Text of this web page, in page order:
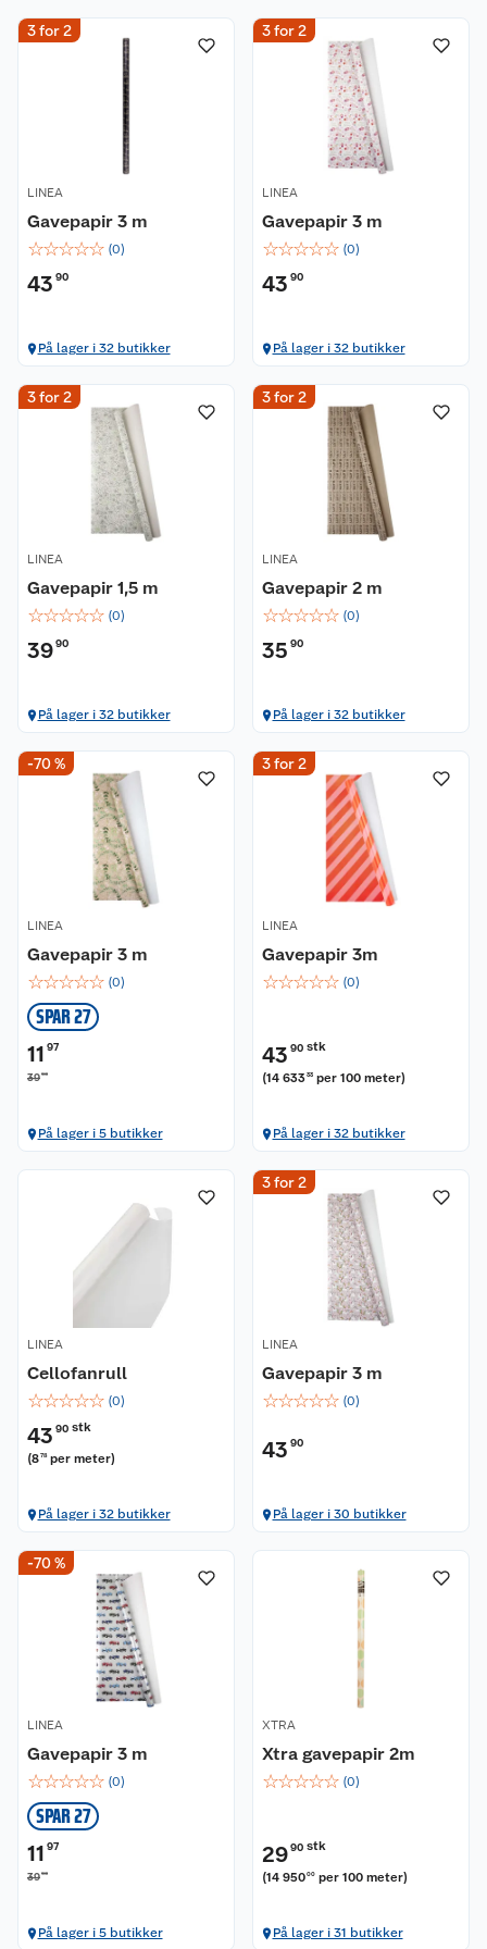
3 for 2
LINEA
Gavepapir 3 m
☆☆☆☆☆ (0)
43 90
På lager i 32 butikker
3 for 2
LINEA
Gavepapir 3 m
☆☆☆☆☆ (0)
43 90
På lager i 32 butikker
3 for 2
LINEA
Gavepapir 1,5 m
☆☆☆☆☆ (0)
3990
På lager i 32 butikker
3 for 2
LINEA
Gavepapir 2 m
☆☆☆☆☆ (0)
35 90
På lager i 32 butikker
-70 %
LINEA
Gavepapir 3 m
☆☆☆☆☆ (0)
SPAR 27
11 97
3990
På lager i 5 butikker
3 for 2
LINEA
Gavepapir 3m
☆☆☆☆☆ (0)
43 90 stk
(14 63333 per 100 meter)
På lager i 32 butikker
LINEA
Cellofanrull
☆☆☆☆☆ (0)
43 90 stk
(878 per meter)
På lager i 32 butikker
3 for 2
LINEA
Gavepapir 3 m
☆☆☆☆☆ (0)
43 90
På lager i 30 butikker
-70 %
LINEA
Gavepapir 3 m
☆☆☆☆☆ (0)
SPAR 27
11 97
3990
På lager i 5 butikker
XTRA
Xtra gavepapir 2m
☆☆☆☆☆ (0)
2990 stk
(14 95000 per 100 meter)
På lager i 31 butikker
Om oss
Våre butikker
Coop kjeder
Ledige stillinger
Sikkerhetsdatablad
Kundeservice
Kontakt oss
Angre- og returrett
Reklamasjon og garanti
Betalingsalternativer
Leveringsalternativer
Åpent kjøp